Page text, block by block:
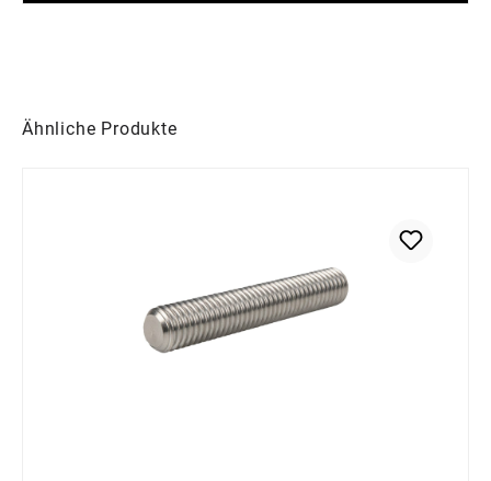
Produktgalerie überspringen
Ähnliche Produkte